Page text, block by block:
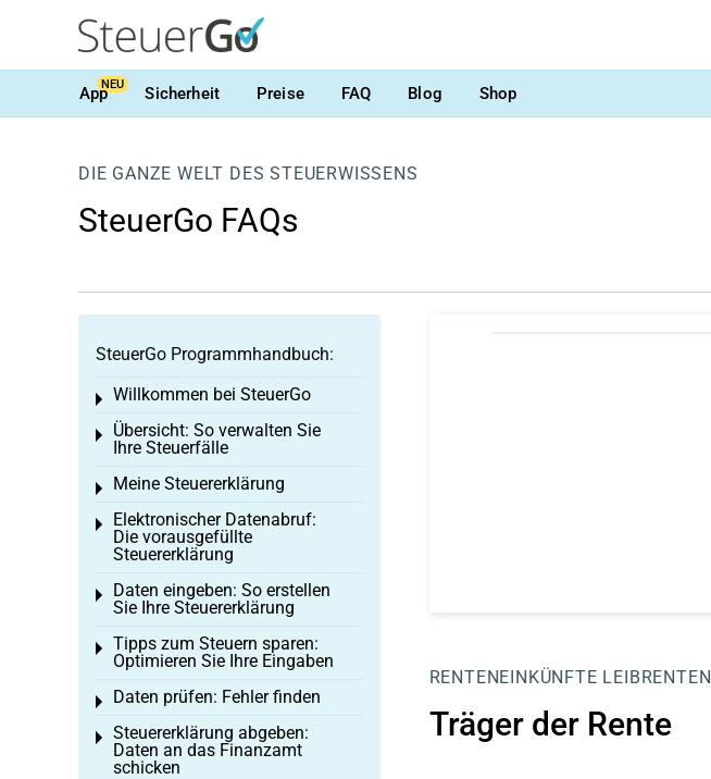
AppNEU Sicherheit Preise FAQ Blog Shop
DIE GANZE WELT DES STEUERWISSENS
SteuerGo FAQs
RENTENEINKÜNFTE LEIBRENTEN
Träger der Rente
SteuerGo Programmhandbuch:
Willkommen bei SteuerGo
Toggle menu
Übersicht: So verwalten Sie
Ihre Steuerfälle
Toggle menu
Meine Steuererklärung
Toggle menu
Elektronischer Datenabruf:
Die vorausgefüllte
Steuererklärung
Toggle menu
Daten eingeben: So erstellen
Sie Ihre Steuererklärung
Toggle menu
Tipps zum Steuern sparen:
Optimieren Sie Ihre Eingaben
Toggle menu
Daten prüfen: Fehler finden
Toggle menu
Steuererklärung abgeben:
Daten an das Finanzamt
schicken
Toggle menu